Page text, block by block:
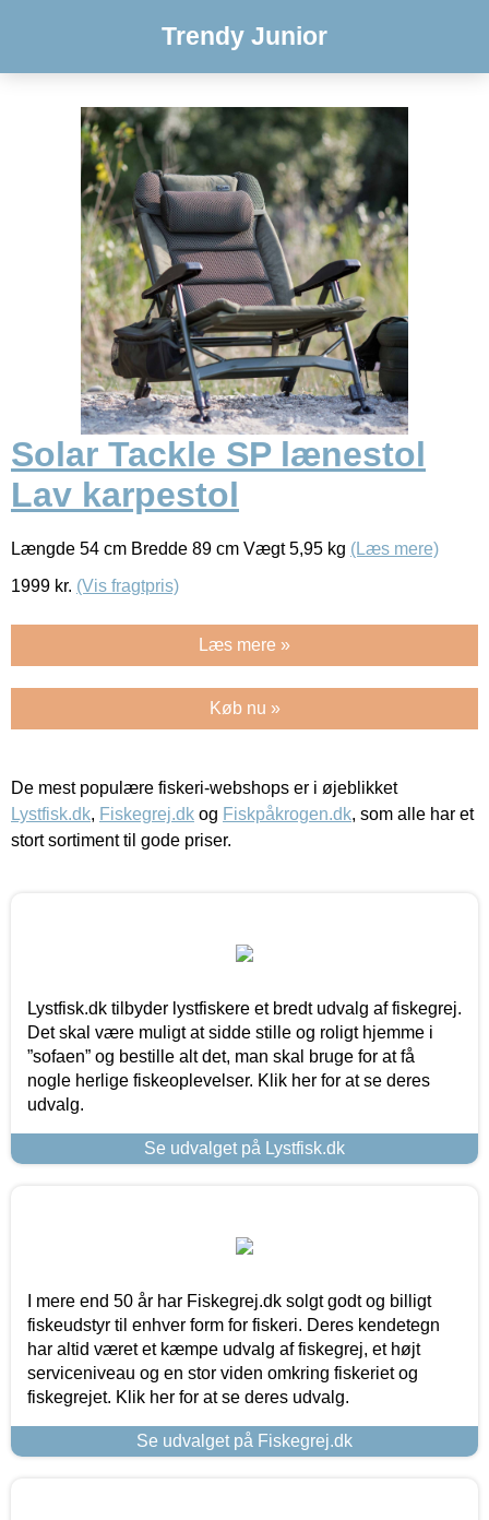
Trendy Junior
Solar Tackle SP lænestol
Lav karpestol
Længde 54 cm Bredde 89 cm Vægt 5,95 kg (Læs mere)
1999 kr. (Vis fragtpris)
Læs mere »
Køb nu »
De mest populære fiskeri-webshops er i øjeblikket
Lystfisk.dk, Fiskegrej.dk og Fiskpåkrogen.dk, som alle har et
stort sortiment til gode priser.
Lystfisk.dk tilbyder lystfiskere et bredt udvalg af fiskegrej.
Det skal være muligt at sidde stille og roligt hjemme i
”sofaen” og bestille alt det, man skal bruge for at få
nogle herlige fiskeoplevelser. Klik her for at se deres
udvalg.
Se udvalget på Lystfisk.dk
I mere end 50 år har Fiskegrej.dk solgt godt og billigt
fiskeudstyr til enhver form for fiskeri. Deres kendetegn
har altid været et kæmpe udvalg af fiskegrej, et højt
serviceniveau og en stor viden omkring fiskeriet og
fiskegrejet. Klik her for at se deres udvalg.
Se udvalget på Fiskegrej.dk